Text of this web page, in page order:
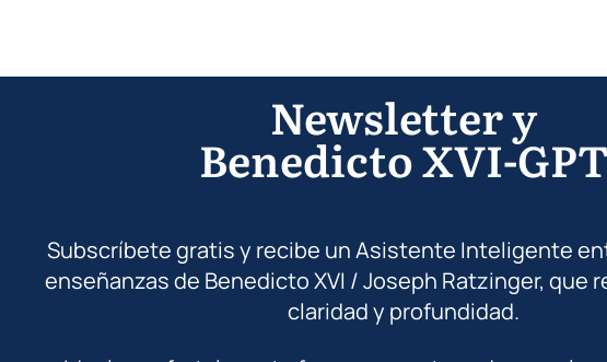
Newsletter y
Benedicto XVI-GPT
Subscríbete gratis y recibe un Asistente Inteligente
enseñanzas de Benedicto XVI / Joseph Ratzinger, que
claridad y profundidad.